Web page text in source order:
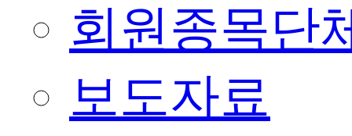
회원종목단
보도자료